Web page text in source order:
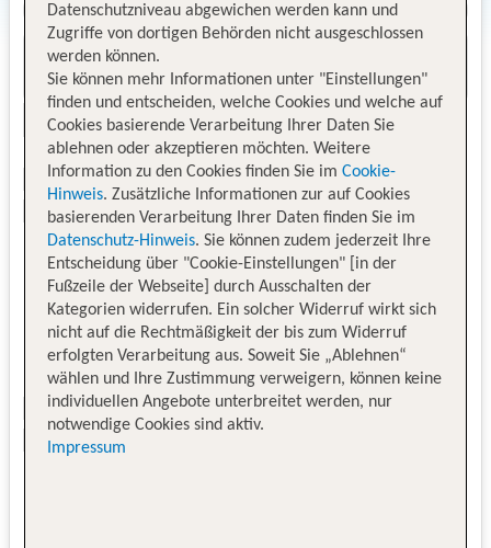
Datenschutzniveau abgewichen werden kann und
Zugriffe von dortigen Behörden nicht ausgeschlossen
werden können.
Sie können mehr Informationen unter "Einstellungen"
finden und entscheiden, welche Cookies und welche auf
Cookies basierende Verarbeitung Ihrer Daten Sie
ablehnen oder akzeptieren möchten. Weitere
Information zu den Cookies finden Sie im Cookie-
Hinweis. Zusätzliche Informationen zur auf Cookies
basierenden Verarbeitung Ihrer Daten finden Sie im
Datenschutz-Hinweis. Sie können zudem jederzeit Ihre
Entscheidung über "Cookie-Einstellungen" [in der
Fußzeile der Webseite] durch Ausschalten der
Kategorien widerrufen. Ein solcher Widerruf wirkt sich
nicht auf die Rechtmäßigkeit der bis zum Widerruf
erfolgten Verarbeitung aus. Soweit Sie „Ablehnen“
wählen und Ihre Zustimmung verweigern, können keine
individuellen Angebote unterbreitet werden, nur
notwendige Cookies sind aktiv.
Impressum